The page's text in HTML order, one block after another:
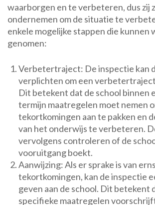
waarborgen en te verbeteren, dus zij
ondernemen om de situatie te
enkele mogelijke stappen die kunnen
genomen:
Verbetertraject: De inspectie kan
verplichten om een
Dit betekent dat de school binnen
termijn maatregelen moet nemen
tekortkomingen aan te pakken en
van het onderwijs te verbeteren.
vervolgens controleren of de
vooruitgang boekt.
Aanwijzing: Als er sprake is van
tekortkomingen, kan de inspectie
geven aan de school. Dit betekent
specifieke maatregelen